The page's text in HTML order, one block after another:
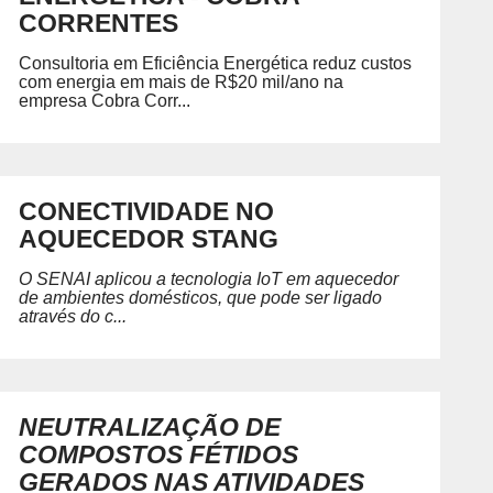
habilitando você para
SENAI PORTAL DO ALUNO
Portal do Aluno
Petróleo, Gás e Energia
Química e Meio Ambiente
REGIMENTO
Acesse o regimento do SENAI/RS.
CORRENTES
Consultoria em Eficiência Energética reduz custos
com energia em mais de R$20 mil/ano na
empresa Cobra Corr...
CONECTIVIDADE NO
AQUECEDOR STANG
O SENAI aplicou a tecnologia IoT em aquecedor
de ambientes domésticos, que pode ser ligado
através do c...
NEUTRALIZAÇÃO DE
COMPOSTOS FÉTIDOS
GERADOS NAS ATIVIDADES